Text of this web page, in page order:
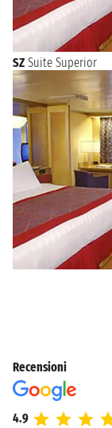
SZ Suite Superior
Recensioni
4.9